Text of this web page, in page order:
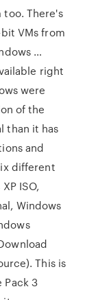
There's
VMs from
…
right
were
of the
than it has
and
different
ISO,
Windows
This is
Pack 3